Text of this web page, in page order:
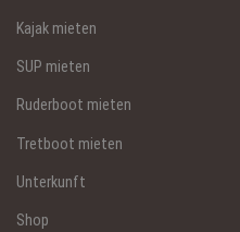
Kajak mieten
SUP mieten
Ruderboot mieten
Tretboot mieten
Unterkunft
Shop